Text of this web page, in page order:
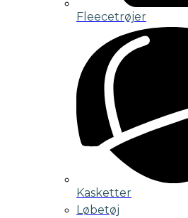
Fleecetrøjer
Kasketter
Løbetøj